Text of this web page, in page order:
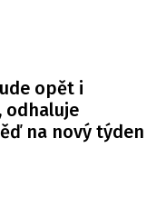
opět i
odhaluje
na nový týden